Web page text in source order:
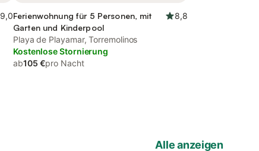
9,0Ferienwohnung für 5 Personen, mit
Garten und Kinderpool
8,8
Playa de Playamar, Torremolinos
Kostenlose Stornierung
ab105 €pro Nacht
Alle anzeigen